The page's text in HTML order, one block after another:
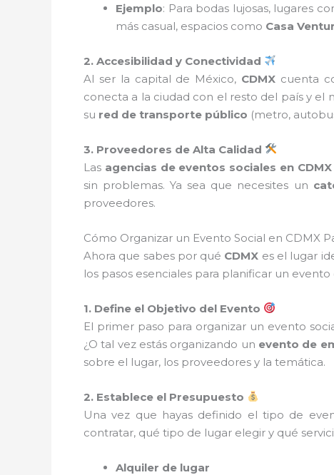
Ejemplo: Para bodas lujosas, lugares
más casual, espacios como Casa
2. Accesibilidad y Conectividad
Al ser la capital de México, CDMX cuenta
conecta a la ciudad con el resto del país y el
su red de transporte público (metro,
3. Proveedores de Alta Calidad
Las agencias de eventos sociales en CDMX
sin problemas. Ya sea que necesites un
proveedores.
Cómo Organizar un Evento Social en CDMX
Ahora que sabes por qué CDMX es el lugar
los pasos esenciales para planificar un evento
1. Define el Objetivo del Evento
El primer paso para organizar un evento
¿O tal vez estás organizando un evento de
sobre el lugar, los proveedores y la temática.
2. Establece el Presupuesto
Una vez que hayas definido el tipo de
contratar, qué tipo de lugar elegir y qué
Alquiler de lugar